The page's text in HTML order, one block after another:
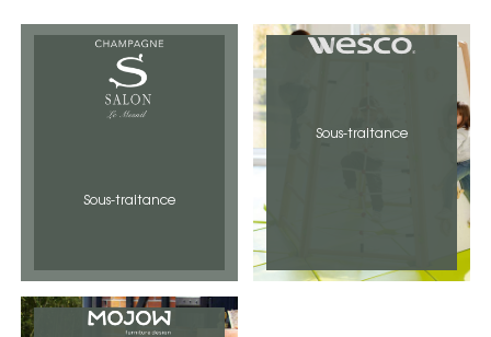
Sous-traitance
Sous-traitance